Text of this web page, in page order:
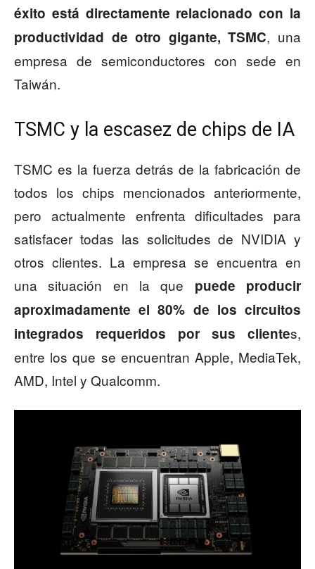
éxito está directamente relacionado con la
productividad de otro gigante, TSMC, una
empresa de semiconductores con sede en
Taiwán.
TSMC y la escasez de chips de IA
TSMC es la fuerza detrás de la fabricación de
todos los chips mencionados anteriormente,
pero actualmente enfrenta dificultades para
satisfacer todas las solicitudes de NVIDIA y
otros clientes. La empresa se encuentra en
una situación en la que puede producir
aproximadamente el 80% de los circuitos
integrados requeridos por sus clientes,
entre los que se encuentran Apple, MediaTek,
AMD, Intel y Qualcomm.